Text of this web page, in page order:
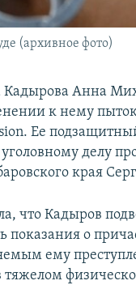
(архивное фото)
Кадырова Анна
к нему
Ее
делу
края
что Кадыров
показания о
ему
тяжелом